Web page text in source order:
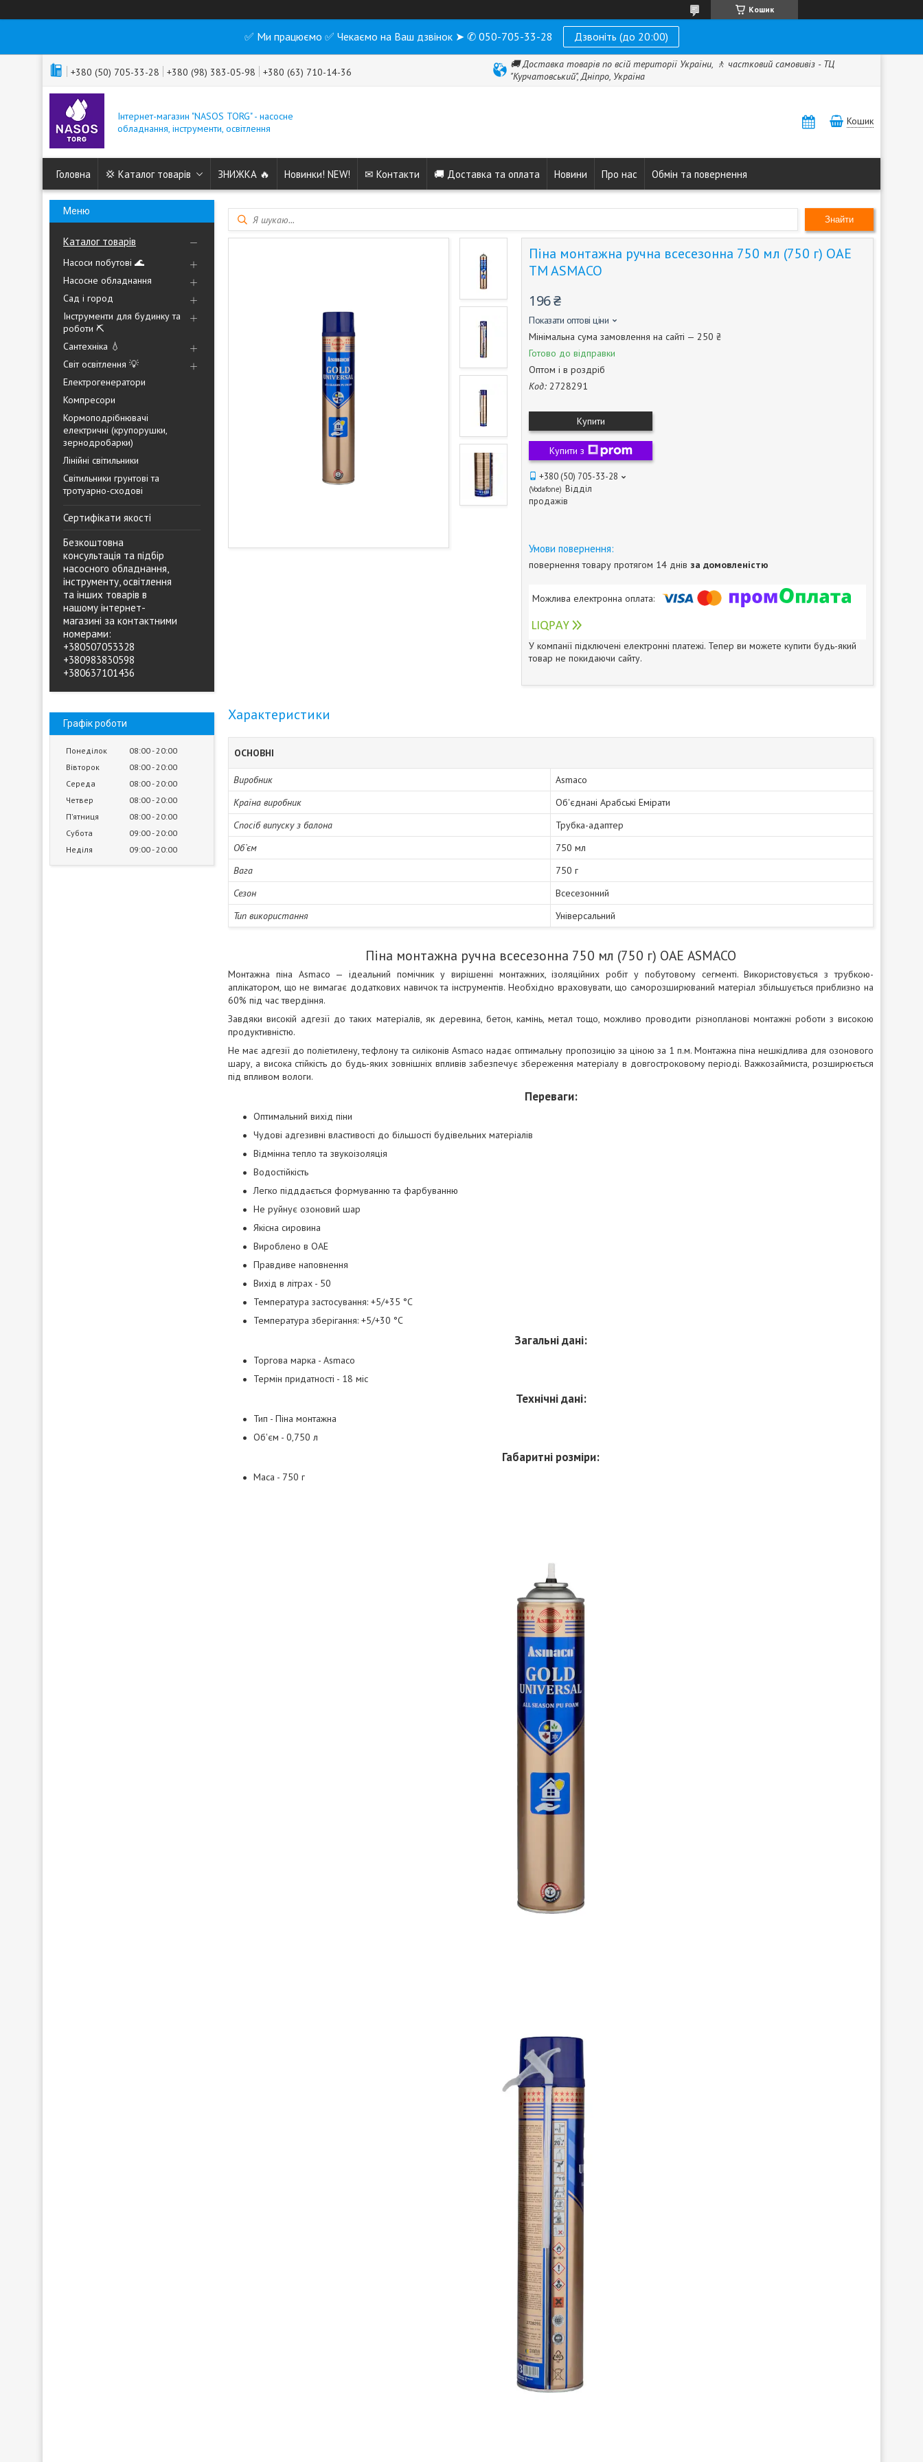
Кошик
✅ Ми працюємо ✅ Чекаємо на Ваш дзвінок ➤ ✆ 050-705-33-28 Дзвоніть (до 20:00)
+380 (50) 705-33-28 +380 (98) 383-05-98 +380 (63) 710-14-36
🚚 Доставка товарів по всій території України, 🚶 частковий самовивіз - ТЦ
"Курчатовський", Дніпро, Україна
Інтернет-магазин "NASOS TORG" - насосне
обладнання, інструменти, освітлення
Кошик
Головна 💢 Каталог товарів ЗНИЖКА 🔥 Новинки! NEW! ✉ Контакти 🚚 Доставка та оплата Новини Про нас Обмін та повернення
Каталог товарів
Насоси побутові 🌊
Насосне обладнання
Сад і город
Інструменти для будинку та
роботи ⛏️
Сантехніка 💧
Світ освітлення 💡
Електрогенератори
Компресори
Кормоподрібнювачі
електричні (крупорушки,
зернодробарки)
Лінійні світильники
Світильники грунтові та
тротуарно-сходові
Сертифікати якості
Безкоштовна
консультація та підбір
насосного обладнання,
інструменту, освітлення
та інших товарів в
нашому інтернет-
магазині за контактними
номерами:
+380507053328
+380983830598
+380637101436
Графік роботи
Понеділок 08:00 20:00
Вівторок
08:00 20:00
Середа
08:00 20:00
Четвер
08:00 20:00
Пʼятниця
08:00 20:00
Субота
09:00 20:00
Неділя
09:00 20:00
Знайти
Піна монтажна ручна всесезонна 750 мл (750 г) ОАЕ
TM ASMACO
196 ₴
Показати оптові ціни
Мінімальна сума замовлення на сайті — 250 ₴
Готово до відправки
Оптом і в роздріб
Код: 2728291
Купити
Купити з
+380 (50) 705-33-28
Vodafone Відділ
продажів
повернення товару протягом 14 днів за домовленістю
У компанії підключені електронні платежі. Тепер ви можете купити будь-який
товар не покидаючи сайту.
Характеристики
ОСНОВНІ
Виробник
Asmaco
Країна виробник
Об'єднані Арабські Емірати
Спосіб випуску з балона
Трубка-адаптер
Об`єм
750 мл
Вага
750 г
Сезон
Всесезонний
Тип використання
Універсальний
Піна монтажна ручна всесезонна 750 мл (750 г) ОАЕ ASMACO
Монтажна піна Asmaco — ідеальний помічник у вирішенні монтажних, ізоляційних робіт у побутовому сегменті. Використовується з трубкою-
аплікатором, що не вимагає додаткових навичок та інструментів. Необхідно враховувати, що саморозширюваний матеріал збільшується приблизно на
60% під час твердіння.
Завдяки високій адгезії до таких матеріалів, як деревина, бетон, камінь, метал тощо, можливо проводити різнопланові монтажні роботи з високою
продуктивністю.
Не має адгезії до поліетилену, тефлону та силіконів Asmaco надає оптимальну пропозицію за ціною за 1 п.м. Монтажна піна нешкідлива для озонового
шару, а висока стійкість до будь-яких зовнішніх впливів забезпечує збереження матеріалу в довгостроковому періоді. Важкозаймиста, розширюється
під впливом вологи.
Переваги:
Оптимальний вихід піни
Чудові адгезивні властивості до більшості будівельних матеріалів
Відмінна тепло та звукоізоляція
Водостійкість
Легко підддається формуванню та фарбуванню
Не руйнує озоновий шар
Якісна сировина
Вироблено в ОАЕ
Правдиве наповнення
Вихід в літрах - 50
Температура застосування: +5/+35 °С
Температура зберігання: +5/+30 °С
Загальні дані:
Торгова марка - Asmaco
Термін придатності - 18 міс
Технічні дані:
Тип - Піна монтажна
Об'єм - 0,750 л
Габаритні розміри:
Маса - 750 г